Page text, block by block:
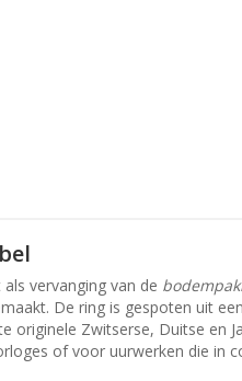
als vervanging van de
De ring is gespoten uit
Zwitserse, Duitse en
of voor uurwerken die in